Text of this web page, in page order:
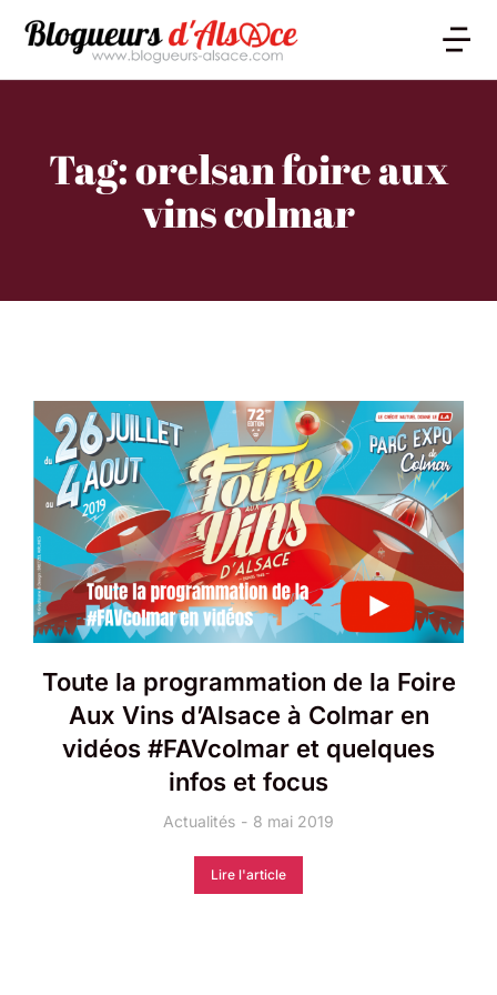
Tag: orelsan foire aux
vins colmar
Toute la programmation de la Foire
Aux Vins d’Alsace à Colmar en
vidéos #FAVcolmar et quelques
infos et focus
Actualités 8 mai 2019
Lire l'article